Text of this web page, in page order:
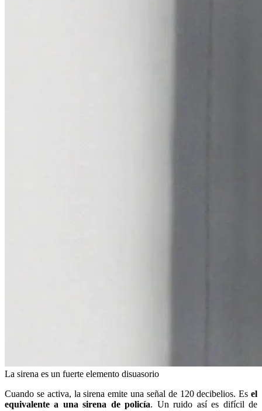
La sirena es un fuerte elemento disuasorio
Cuando se activa, la sirena emite una señal de 120 decibelios. Es el
equivalente a una sirena de policía. Un ruido así es difícil de